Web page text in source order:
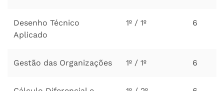
Desenho Técnico
Aplicado
1º / 1º 6
Gestão das Organizações 1º / 1º 6